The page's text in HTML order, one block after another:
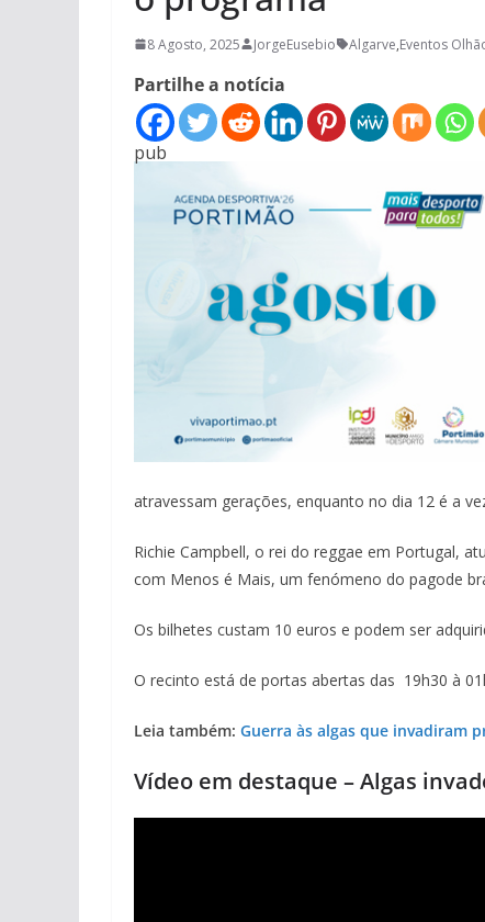
8 Agosto, 2025 JorgeEusebio Algarve,Eventos
Partilhe a notícia
pub
atravessam gerações, enquanto no dia 12 é a
Richie Campbell, o rei do reggae em Portugal,
com Menos é Mais, um fenómeno do pagode
Os bilhetes custam 10 euros e podem ser
O recinto está de portas abertas das 19h30 à
Leia também: Guerra às algas que invadiram
Vídeo em destaque – Algas